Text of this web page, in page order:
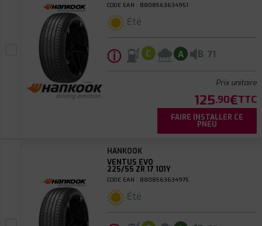
CODE EAN : 8808563634951
Été
ⓘ C A B 71
Prix unitaire
125.90€TTC
FAIRE INSTALLER CE
PNEU
HANKOOK
VENTUS EVO
225/55 ZR 17 101Y
CODE EAN : 8808563634975
Été